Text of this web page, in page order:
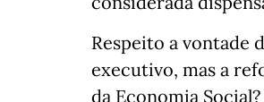
Respeito a vontade
executivo, mas a
da Economia